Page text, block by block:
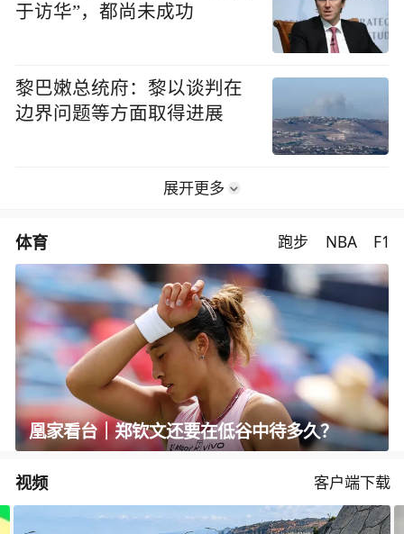
于访华”，都尚未成功
黎巴嫩总统府：黎以谈判在
边界问题等方面取得进展
展开更多
体育 跑步 NBA F1
凰家看台｜郑钦文还要在低谷中待多久？
视频 客户端下载